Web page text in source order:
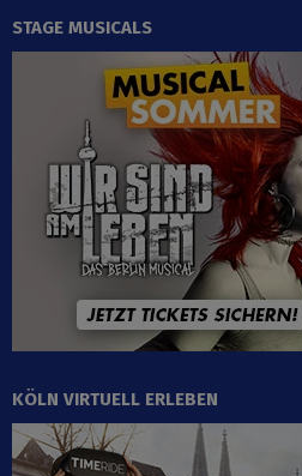
STAGE MUSICALS
KÖLN VIRTUELL ERLEBEN